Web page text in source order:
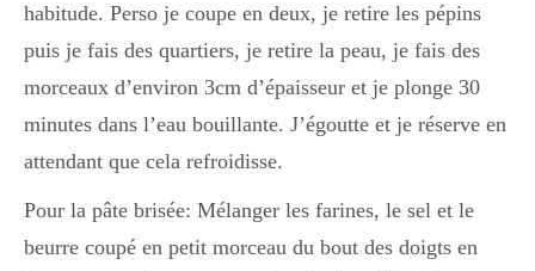
Boulette
habitude. Perso je coupe en deux, je retire les pépins
puis je fais des quartiers, je retire la peau, je fais des
morceaux d’environ 3cm d’épaisseur et je plonge 30
minutes dans l’eau bouillante. J’égoutte et je réserve en
attendant que cela refroidisse.
Pour la pâte brisée: Mélanger les farines, le sel et le
beurre coupé en petit morceau du bout des doigts en